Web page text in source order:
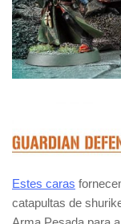
Estes caras
catapultas de